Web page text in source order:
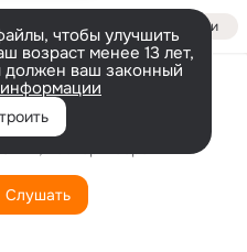
Войти
чтобы улучшить
возраст менее 13 лет,
должен ваш законный
Слушать